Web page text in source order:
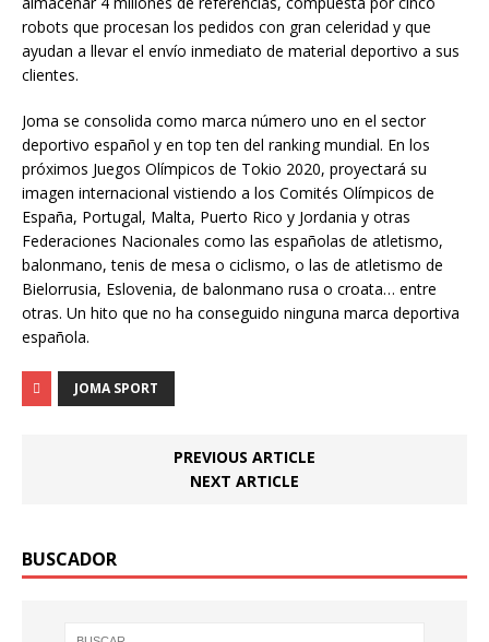
robots que procesan los pedidos con gran celeridad y que
ayudan a llevar el envío inmediato de material deportivo a sus
clientes.
Joma se consolida como marca número uno en el sector
deportivo español y en top ten del ranking mundial. En los
próximos Juegos Olímpicos de Tokio 2020, proyectará su
imagen internacional vistiendo a los Comités Olímpicos de
España, Portugal, Malta, Puerto Rico y Jordania y otras
Federaciones Nacionales como las españolas de atletismo,
balonmano, tenis de mesa o ciclismo, o las de atletismo de
Bielorrusia, Eslovenia, de balonmano rusa o croata… entre
otras. Un hito que no ha conseguido ninguna marca deportiva
española.
JOMA SPORT
PREVIOUS ARTICLE
NEXT ARTICLE
BUSCADOR